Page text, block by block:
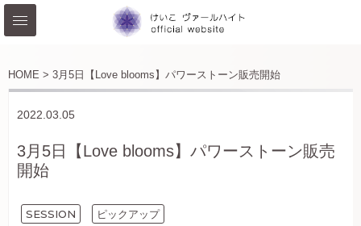
HOME > 3月5日【Love blooms】パワーストーン販売開始
2022.03.05
3月5日【Love blooms】パワーストーン販売
開始
SESSION ピックアップ